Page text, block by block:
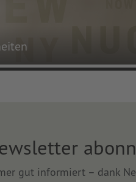
gut informiert – dank